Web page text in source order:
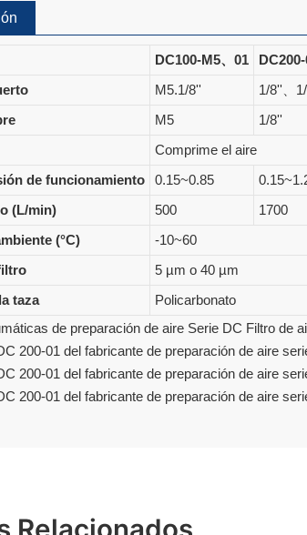
DC100-M5、01
M5.1/8'' 1/8''、
M5 1/8''
Comprime el aire
de funcionamiento
0.15~0.85
(L/min)
500 1700
(°C)
-10~60
5 µm o 40 µm
taza
Policarbonato